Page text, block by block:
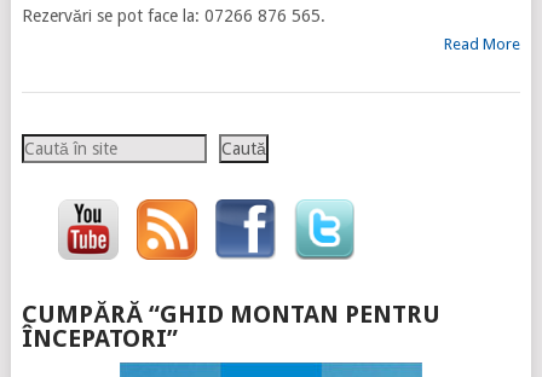
Rezervări se pot face la: 07266 876 565.
Read More
Caută Caută
CUMPĂRĂ “GHID MONTAN PENTRU
ÎNCEPATORI”